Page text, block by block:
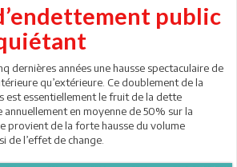
public
dernières années une hausse spectaculaire de
qu’extérieure. Ce doublement de la
est essentiellement le fruit de la dette
en moyenne de 50% sur la
provient de la forte hausse du volume
de l’effet de change.